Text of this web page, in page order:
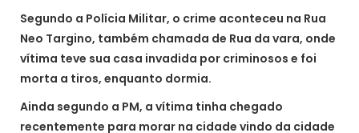
Segundo a Polícia Militar, o crime aconteceu na Rua
Neo Targino, também chamada de Rua da vara, onde
vítima teve sua casa invadida por criminosos e foi
morta a tiros, enquanto dormia.
Ainda segundo a PM, a vítima tinha chegado
recentemente para morar na cidade vindo da cidade